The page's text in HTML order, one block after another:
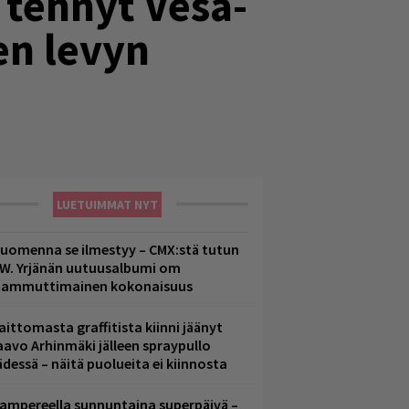
levyn
LUETUIMMAT NYT
se ilmestyy – CMX:stä tutun
Yrjänän uutuusalbumi om
kokonaisuus
graffitista kiinni jäänyt
Arhinmäki jälleen spraypullo
– näitä puolueita ei kiinnosta
sunnuntaina superpäivä –